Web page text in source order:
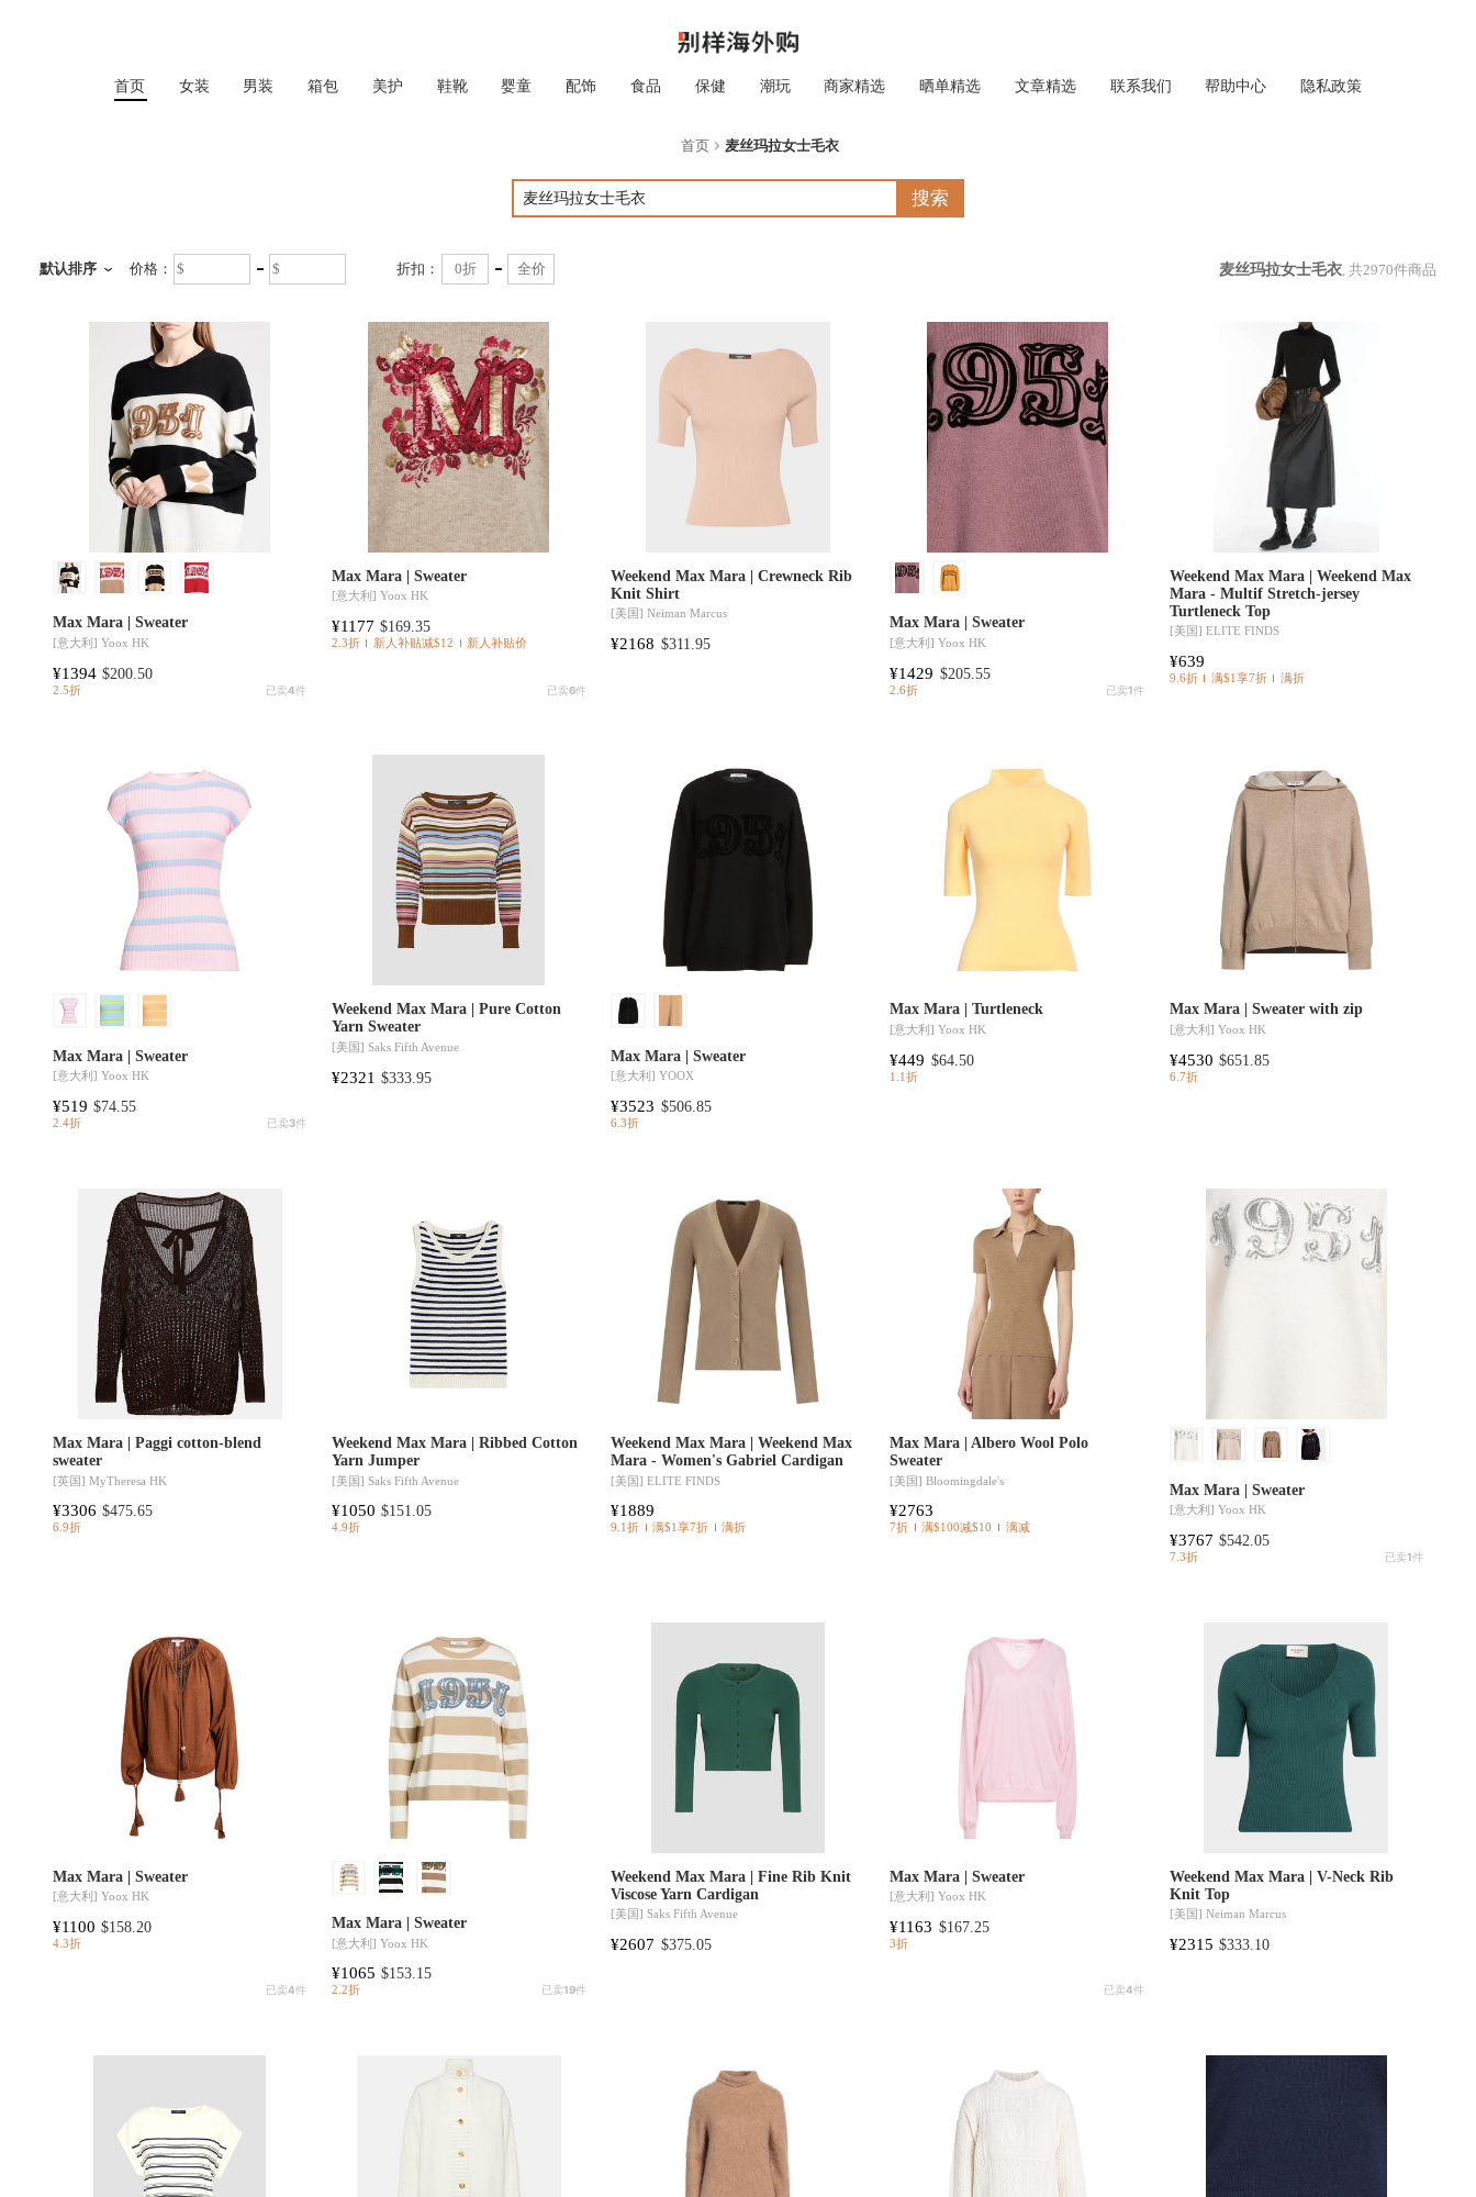
首页 女装 男装 箱包 美护 鞋靴 婴童 配饰 食品 保健 潮玩 商家精选 晒单精选 文章精选 联系我们 帮助中心 隐私政策
首页
首页 麦丝玛拉女士毛衣
搜索
默认排序 价格： 折扣： 麦丝玛拉女士毛衣, 共2970件商品
Max Mara | Sweater
[意大利] Yoox HK
¥1394 $200.50
2.5折 已卖4件
Max Mara | Sweater
[意大利] Yoox HK
¥1177 $169.35
2.3折 新人补贴减$12 新人补贴价
已卖6件
Weekend Max Mara | Crewneck Rib
Knit Shirt
[美国]Neiman Marcus
¥2168 $311.95
Max Mara | Sweater
[意大利]Yoox HK
¥1429 $205.55
2.6折 已卖1件
Weekend Max Mara | Weekend Max
Mara - Multif Stretch-jersey
Turtleneck Top
[美国] ELITE FINDS
¥639
9.6折 满$1享7折 满折
Max Mara | Sweater
[意大利] Yoox HK
¥519 $74.55
2.4折 已卖3件
Weekend Max Mara | Pure Cotton
Yarn Sweater
[美国] Saks Fifth Avenue
¥2321 $333.95
Max Mara | Sweater
[意大利]YOOX
¥3523 $506.85
6.3折
Max Mara | Turtleneck
[意大利]Yoox HK
¥449 $64.50
1.1折
Max Mara | Sweater with zip
[意大利] Yoox HK
¥4530 $651.85
6.7折
Max Mara | Paggi cotton-blend
sweater
[英国] MyTheresa HK
¥3306 $475.65
6.9折
Weekend Max Mara | Ribbed Cotton
Yarn Jumper
[美国] Saks Fifth Avenue
¥1050 $151.05
4.9折
Weekend Max Mara | Weekend Max
Mara - Women's Gabriel Cardigan
[美国]ELITE FINDS
¥1889
9.1折 满$1享7折 满折
Max Mara | Albero Wool Polo
Sweater
[美国]Bloomingdale's
¥2763
7折 满$100减$10 满减
Max Mara | Sweater
[意大利] Yoox HK
¥3767 $542.05
7.3折 已卖1件
Max Mara | Sweater
[意大利] Yoox HK
¥1100 $158.20
4.3折
已卖4件
Max Mara | Sweater
[意大利] Yoox HK
¥1065 $153.15
2.2折 已卖19件
Weekend Max Mara | Fine Rib Knit
Viscose Yarn Cardigan
[美国]Saks Fifth Avenue
¥2607 $375.05
Max Mara | Sweater
[意大利]Yoox HK
¥1163 $167.25
3折
已卖4件
Weekend Max Mara | V-Neck Rib
Knit Top
[美国] Neiman Marcus
¥2315 $333.10